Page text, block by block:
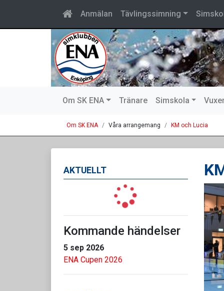
Anmälan Tävlingssimning
Om SK ENA Tränare Simskola
Om SK ENA Våra arrangemang KM och Lucia
AKTUELLT
Kommande händelser
5 sep 2026
ENA Cupen 2026